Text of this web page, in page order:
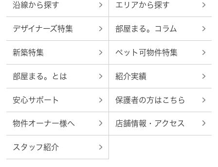
沿線から探す エリアから探す
デザイナーズ特集 部屋まる。コラム
新築特集 ペット可物件特集
部屋まる。とは 紹介実績
安心サポート 保護者の方はこちら
物件オーナー様へ 店舗情報・アクセス
スタッフ紹介